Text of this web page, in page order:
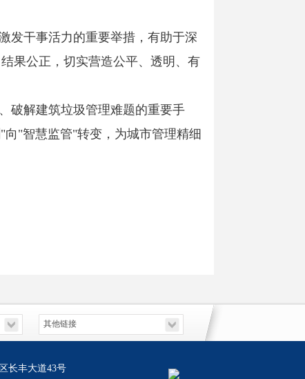
发干事活力的重要举措，有助于深
果公正，切实营造公平、透明、有
破解建筑垃圾管理难题的重要手
"智慧监管"转变，为城市管理精细
长丰大道43号